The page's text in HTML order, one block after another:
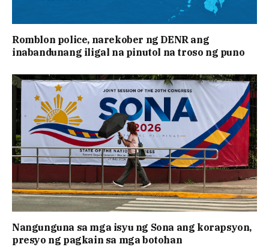
Romblon police, narekober ng DENR ang
inabandunang iligal na pinutol na troso ng puno
Nangunguna sa mga isyu ng Sona ang korapsyon,
presyo ng pagkain sa mga botohan